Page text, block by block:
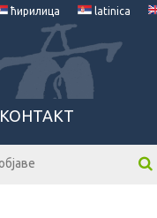
ћирилица latinica
КОНТАКТ